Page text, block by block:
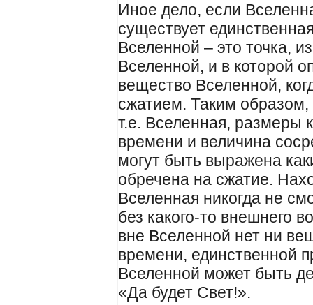
Иное дело, если
существует
Вселенной – это точка,
Вселенной, и в которой
вещество Вселенной,
сжатием. Таким
т.е. Вселенная, размеры
времени и величина
могут быть выражена
обречена на сжатие.
Вселенная никогда не
без какого-то внешнего
вне Вселенной нет ни
времени, единственной
Вселенной может быть
«Да будет Свет!».